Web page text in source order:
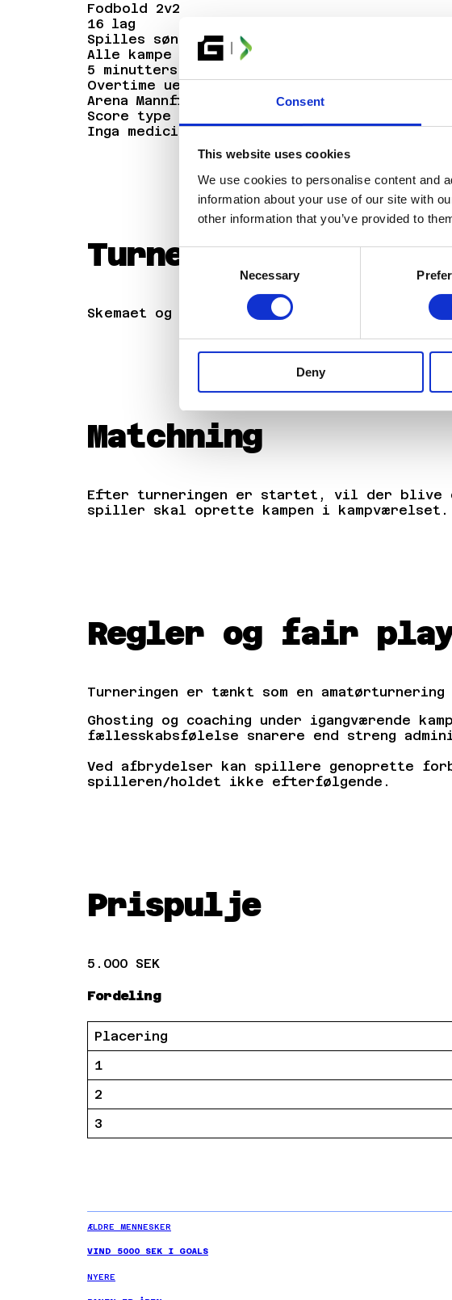
Consent
This website uses cookies
We use cookies to personalise content and
information about your use of our site with
other information that you’ve provided to
Consent
Necessary
Deny
Fodbold 2v2
16 lag
Spilles søndag
Alle kampe er BO5
5 minutters kamplængde
Overtime uendeligt, man spiller indtil nogen
Arena Mannfield Nat
Score type serie, max score uendelig
Inga mediciner
Turneringstruktur
Skemaet og formatet kan tilpasses antallet
Matchning
Efter turneringen er startet, vil der blive
spiller skal oprette kampen i
Regler og fair
Turneringen er tænkt som en
Ghosting og coaching under igangværende
fællesskabsfølelse snarere end streng
Ved afbrydelser kan spillere genoprette
spilleren/holdet ikke efterfølgende.
Prispulje
5.000 SEK
Fordeling
Placering
1
2
3
ÆLDRE MENNESKER
VIND 5000 SEK I GOALS
NYERE